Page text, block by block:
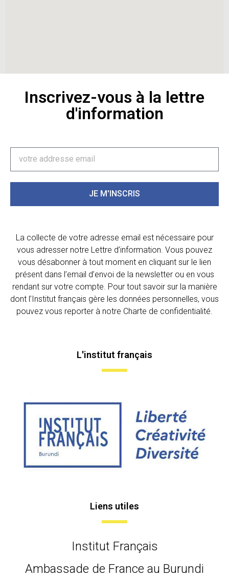
Inscrivez-vous à la lettre
d'information
JE M'INSCRIS
La collecte de votre adresse email est nécessaire pour
vous adresser notre Lettre d’information. Vous pouvez
vous désabonner à tout moment en cliquant sur le lien
présent dans l’email d’envoi de la newsletter ou en vous
rendant sur votre compte. Pour tout savoir sur la manière
dont l’Institut français gère les données personnelles, vous
pouvez vous reporter à notre Charte de confidentialité.
L'institut français
Liens utiles
Institut Français
Ambassade de France au Burundi